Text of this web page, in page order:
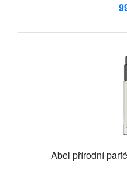
Abel přírodní